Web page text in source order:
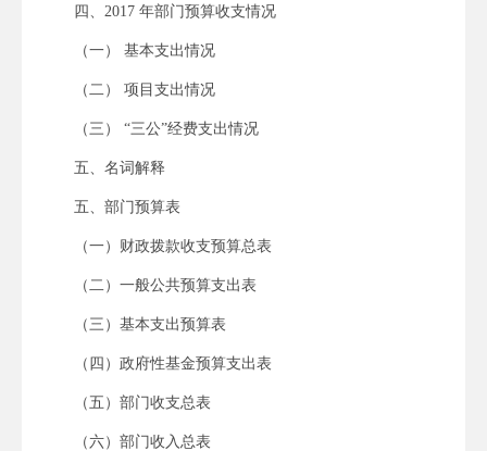
四、2017 年部门预算收支情况
（一） 基本支出情况
（二） 项目支出情况
（三） “三公”经费支出情况
五、名词解释
五、部门预算表
（一）财政拨款收支预算总表
（二）一般公共预算支出表
（三）基本支出预算表
（四）政府性基金预算支出表
（五）部门收支总表
（六）部门收入总表